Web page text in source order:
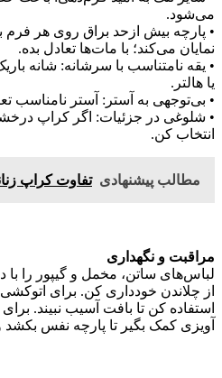
می‌شود.
• پارچه بیش‌ ازحد براق روی هر فرم
نمایان می‌کند؛ با مات‌ها تعادل بده.
یا هالتر.
• بی‌توجهی به آستر: آستر نامناسب
• شلوغی در جزئیات: اگر کراپ
انتخاب کن.
مطالب پیشنهادی تفاوت کراپ
مراقبت و نگهداری
لباس‌های ساتن، مخمل و گیپور را
از چلاندن خودداری کن. برای
استفاده کن تا بافت آسیب نبیند.
آویزی کمک بگیر تا پارچه نفس